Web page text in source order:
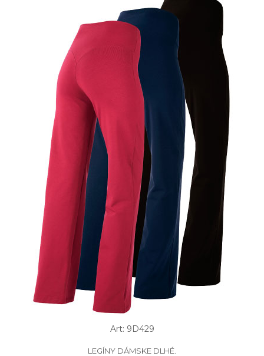
Art: 9D429
LEGÍNY DÁMSKE DLHÉ.